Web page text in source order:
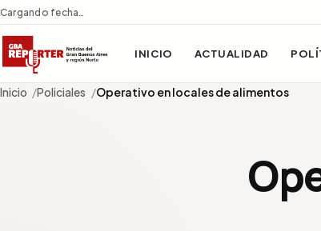
Cargando fecha…
INICIO ACTUALIDAD
Inicio Policiales Operativo en locales de alimentos